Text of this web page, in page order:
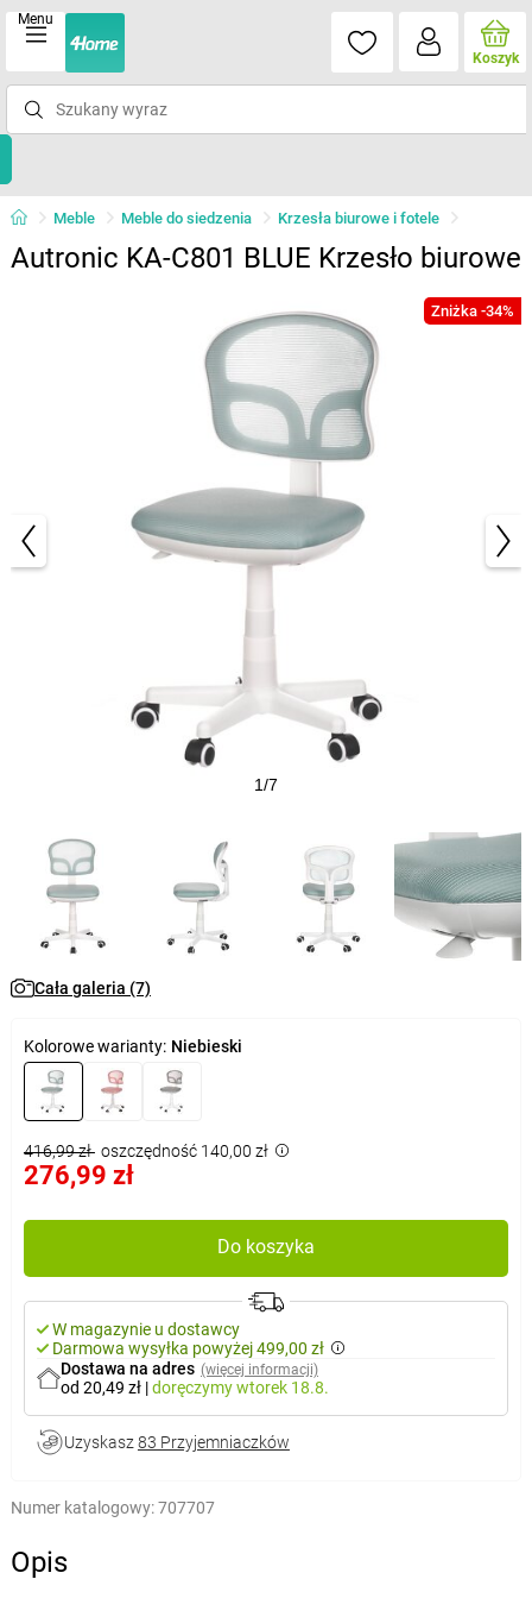
Menu
Koszyk
Meble Meble do siedzenia Krzesła biurowe i fotele
Autronic KA-C801 BLUE Krzesło biurowe
Zniżka -34%
1/7
Cała galeria (7)
Kolorowe warianty: Niebieski
416,99 zł oszczędność 140,00 zł
276,99 zł
Do koszyka
W magazynie u dostawcy
Darmowa wysyłka powyżej 499,00 zł
Dostawa na adres (więcej informacji)
od 20,49 zł |doręczymywtorek 18.8.
Uzyskasz 83 Przyjemniaczków
Numer katalogowy:707707
Opis